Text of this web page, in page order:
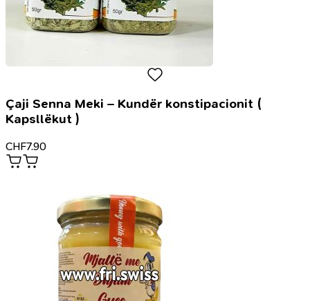
Çaji Senna Meki – Kundër konstipacionit (
Kapsllëkut )
CHF7.90